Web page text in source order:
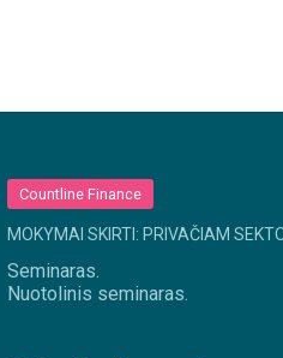
Countline Finance
MOKYMAI SKIRTI: PRIVAČIAM
Seminaras.
Nuotolinis seminaras.